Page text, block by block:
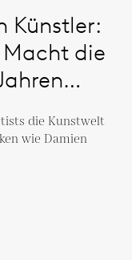
Künstler:
die
die Kunstwelt
wie Damien